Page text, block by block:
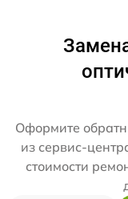
Оформите
из сервис-
стоимости